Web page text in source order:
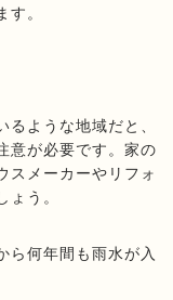
。
ような地域だと、
意が必要です。家の
スメーカーやリフォ
う。
何年間も雨水が入